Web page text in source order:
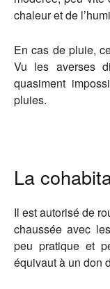
chaleur et de
En cas de pluie,
Vu les averses
quasiment
pluies.
La
Il est autorisé de
chaussée avec
peu pratique et
équivaut à un don